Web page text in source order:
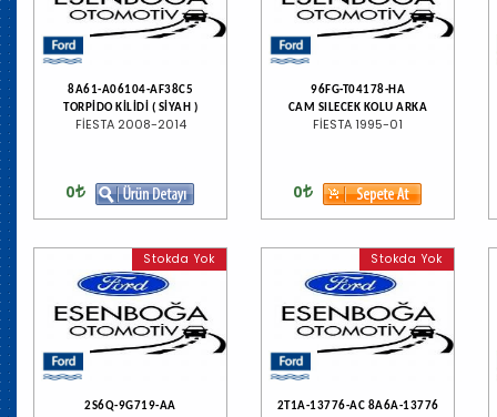
8A61-A06104-AF38C5
TORPİDO KİLİDİ ( SİYAH )
FİESTA 2008-2014
0
96FG-T04178-HA
CAM SILECEK KOLU ARKA
FİESTA 1995-01
0
Stokda Yok
2S6Q-9G719-AA
Stokda Yok
2T1A-13776-AC 8A6A-13776